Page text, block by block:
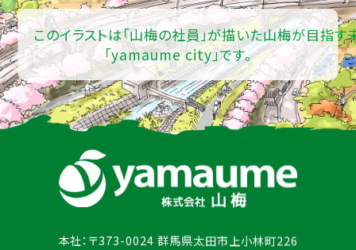
このイラストは「山梅の社員」が描いた山梅が目指す
「yamaume city」です。
本社：〒373-0024 群馬県太田市上小林町226